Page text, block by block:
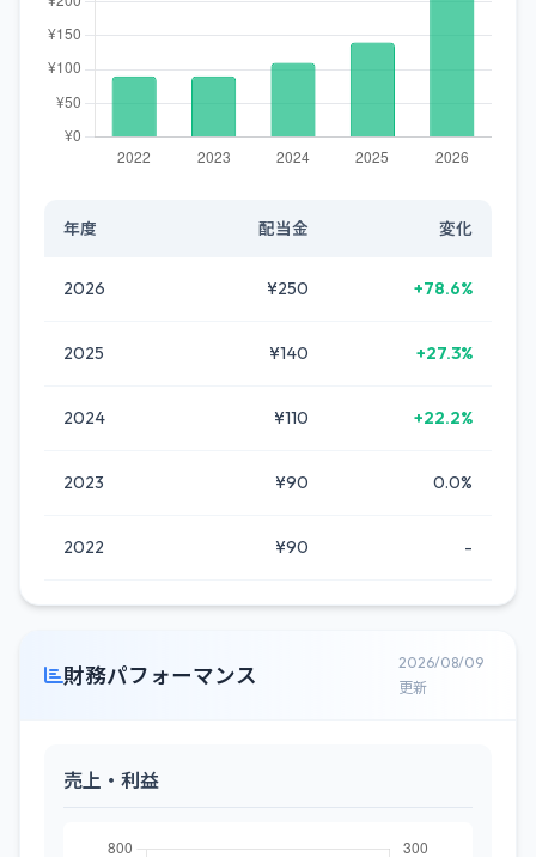
年度 配当金 変化
2026 ¥250 +78.6%
2025 ¥140 +27.3%
2024 ¥110 +22.2%
2023 ¥90 0.0%
2022 ¥90 -
財務パフォーマンス
2026/08/09
更新
売上・利益